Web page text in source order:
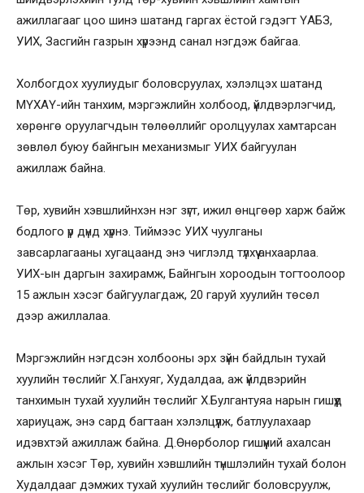
ажиллагааг цоо шинэ шатанд гаргах ёстой гэдэгт ҮАБЗ,
УИХ, Засгийн газрын хүрээнд санал нэгдэж байгаа.
Холбогдох хуулиудыг боловсруулах, хэлэлцэх шатанд
МҮХАҮ-ийн танхим, мэргэжлийн холбоод, үйлдвэрлэгчид,
хөрөнгө оруулагчдын төлөөллийг оролцуулах хамтарсан
зөвлөл буюу байнгын механизмыг УИХ байгуулан
ажиллаж байна.
Төр, хувийн хэвшлийнхэн нэг зүгт, ижил өнцгөөр харж байж
бодлого үр дүнд хүрнэ. Тиймээс УИХ чуулганы
завсарлагааны хугацаанд энэ чиглэлд түлхүү анхаарлаа.
УИХ-ын даргын захирамж, Байнгын хороодын тогтоолоор
15 ажлын хэсэг байгуулагдаж, 20 гаруй хуулийн төсөл
дээр ажиллалаа.
Мэргэжлийн нэгдсэн холбооны эрх зүйн байдлын тухай
хуулийн төслийг Х.Ганхуяг, Худалдаа, аж үйлдвэрийн
танхимын тухай хуулийн төслийг Х.Булгантуяа нарын гишүүд
хариуцаж, энэ сард багтаан хэлэлцүүлж, батлуулахаар
идэвхтэй ажиллаж байна. Д.Өнөрболор гишүүний ахалсан
ажлын хэсэг Төр, хувийн хэвшлийн түншлэлийн тухай болон
Худалдааг дэмжих тухай хуулийн төслийг боловсруулж,